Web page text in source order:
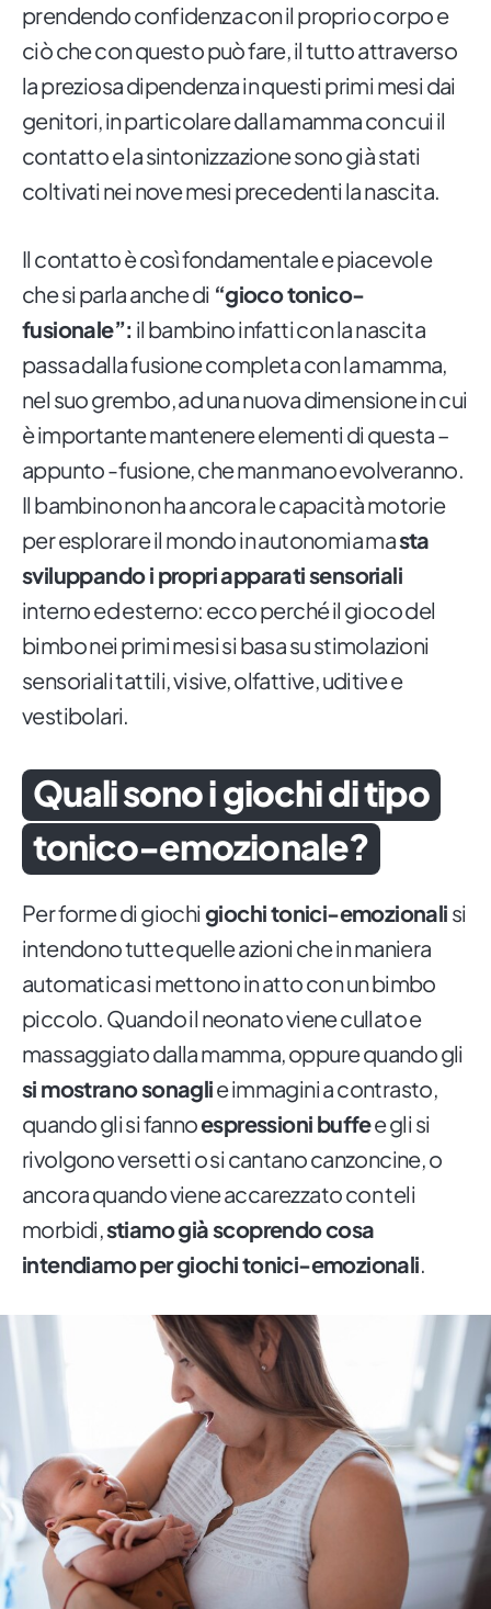
prendendo confidenza con il proprio corpo e
ciò che con questo può fare, il tutto attraverso
la preziosa dipendenza in questi primi mesi dai
genitori, in particolare dalla mamma con cui il
contatto e la sintonizzazione sono già stati
coltivati nei nove mesi precedenti la nascita.
Il contatto è così fondamentale e piacevole
che si parla anche di “gioco tonico-
fusionale”: il bambino infatti con la nascita
passa dalla fusione completa con la mamma,
nel suo grembo, ad una nuova dimensione in cui
è importante mantenere elementi di questa –
appunto -fusione, che man mano evolveranno.
Il bambino non ha ancora le capacità motorie
per esplorare il mondo in autonomia masta
sviluppando i propri apparati sensoriali
interno ed esterno: ecco perché il gioco del
bimbo nei primi mesi si basa su stimolazioni
sensoriali tattili, visive, olfattive, uditive e
vestibolari.
Quali sono i giochi di tipo
tonico-emozionale?
Per forme di giochi giochi tonici-emozionali si
intendono tutte quelle azioni che in maniera
automatica si mettono in atto con un bimbo
piccolo. Quando il neonato viene cullato e
massaggiato dalla mamma, oppure quando gli
si mostrano sonaglie immagini a contrasto,
quando gli si fannoespressioni buffee gli si
rivolgono versetti o si cantano canzoncine, o
ancora quando viene accarezzato con teli
morbidi,stiamo già scoprendo cosa
intendiamo per giochi tonici-emozionali.